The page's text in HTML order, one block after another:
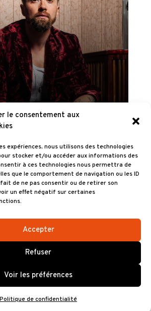
le consentement aux
expériences, nous utilisons des technologies
stocker et/ou accéder aux informations des
à ces technologies nous permettra de
que le comportement de navigation ou les ID
de ne pas consentir ou de retirer son
un effet négatif sur certaines
Accepter
Refuser
Voir les préférences
Politique de confidentialité
PMR/PSH :
30 (Brest Arena)
Billet (FNAC…)
: Juicy Production
: 213 Productions